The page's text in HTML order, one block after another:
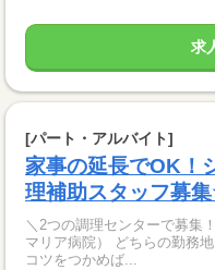
求
[パート・アルバイト]
家事の延長でOK！
理補助スタッフ募
＼2つの調理センターで募集
マリア病院） どちらの勤務地も むずかしい調理は一切ありません。
コツをつかめば...